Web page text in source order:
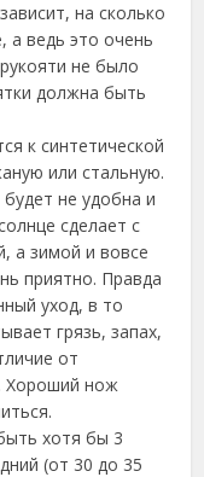
на сколько
а ведь это очень
не было
должна быть
к синтетической
или стальную.
не удобна и
сделает с
а зимой и вовсе
приятно. Правда
уход, в то
грязь, запах,
от
Хороший нож
хотя бы 3
(от 30 до 35